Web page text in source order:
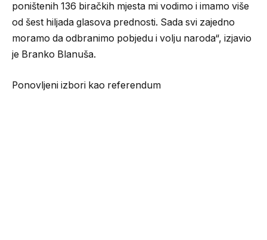
poništenih 136 biračkih mjesta mi vodimo i imamo više
od šest hiljada glasova prednosti. Sada svi zajedno
moramo da odbranimo pobjedu i volju naroda“, izjavio
je Branko Blanuša.
Ponovljeni izbori kao referendum